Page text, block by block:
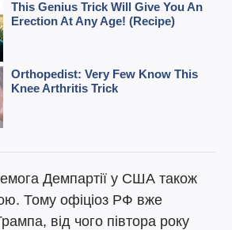
Демпартії у США також
Тому офіціоз РФ вже
від чого півтора року